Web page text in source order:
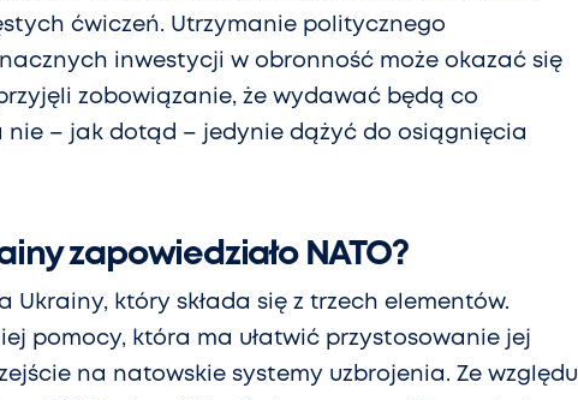
ćwiczeń. Utrzymanie politycznego
inwestycji w obronność może okazać się
zobowiązanie, że wydawać będą co
nie – jak dotąd – jedynie dążyć do osiągnięcia
zapowiedziało NATO?
Ukrainy, który składa się z trzech elementów.
pomocy, która ma ułatwić przystosowanie jej
na natowskie systemy uzbrojenia. Ze względu